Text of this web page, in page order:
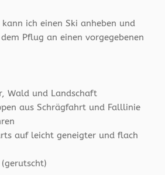
ich einen Ski anheben und
Pflug an einen vorgegebenen
Wald und Landschaft
aus Schrägfahrt und Falllinie
auf leicht geneigter und flach